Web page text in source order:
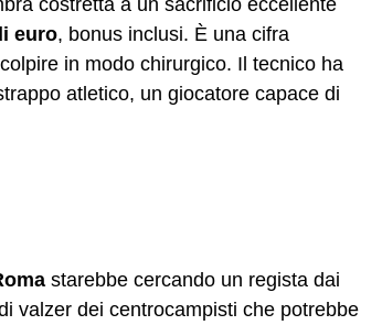
costretta a un sacrificio eccellente
euro, bonus inclusi. È una cifra
in modo chirurgico. Il tecnico ha
atletico, un giocatore capace di
starebbe cercando un regista dai
valzer dei centrocampisti che potrebbe